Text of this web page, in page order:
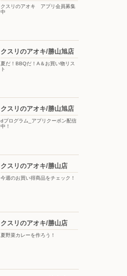
お盆限定！ルビットポ
イントプラスのご…
クスリのアオキ アプリ会員募集
中
クスリのアオキ/勝山旭店
夏だ！BBQだ！A＆お買い物リス
ト
クスリのアオキ/勝山旭店
dプログラム_アプリクーポン配信
中！
クスリのアオキ/勝山店
今週のお買い得商品をチェック！
クスリのアオキ/勝山店
夏野菜カレーを作ろう！